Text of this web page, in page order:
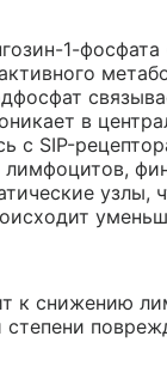
1-
в
с SIP-
узлы,
к снижению